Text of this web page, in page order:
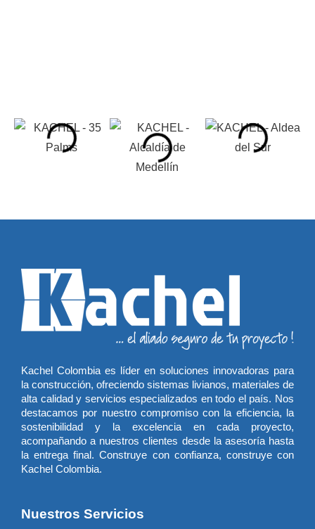
Kachel Colombia es líder en soluciones innovadoras para
la construcción, ofreciendo sistemas livianos, materiales de
alta calidad y servicios especializados en todo el país. Nos
destacamos por nuestro compromiso con la eficiencia, la
sostenibilidad y la excelencia en cada proyecto,
acompañando a nuestros clientes desde la asesoría hasta
la entrega final. Construye con confianza, construye con
Kachel Colombia.
Nuestros Servicios